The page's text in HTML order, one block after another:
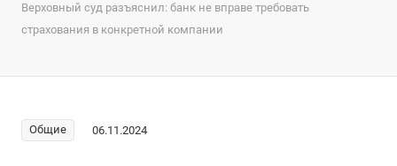
Верховный суд разъяснил: банк не вправе требовать
страхования в конкретной компании
Общие 06.11.2024